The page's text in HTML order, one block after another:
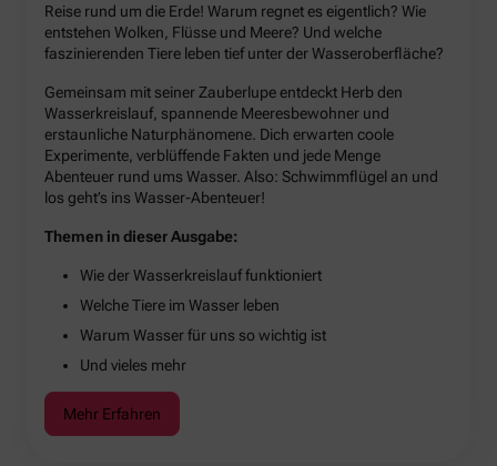
Reise rund um die Erde! Warum regnet es eigentlich? Wie
entstehen Wolken, Flüsse und Meere? Und welche
faszinierenden Tiere leben tief unter der Wasseroberfläche?
Gemeinsam mit seiner Zauberlupe entdeckt Herb den
Wasserkreislauf, spannende Meeresbewohner und
erstaunliche Naturphänomene. Dich erwarten coole
Experimente, verblüffende Fakten und jede Menge
Abenteuer rund ums Wasser. Also: Schwimmflügel an und
los geht’s ins Wasser-Abenteuer!
Themen in dieser Ausgabe:
Wie der Wasserkreislauf funktioniert
Welche Tiere im Wasser leben
Warum Wasser für uns so wichtig ist
Und vieles mehr
Mehr Erfahren